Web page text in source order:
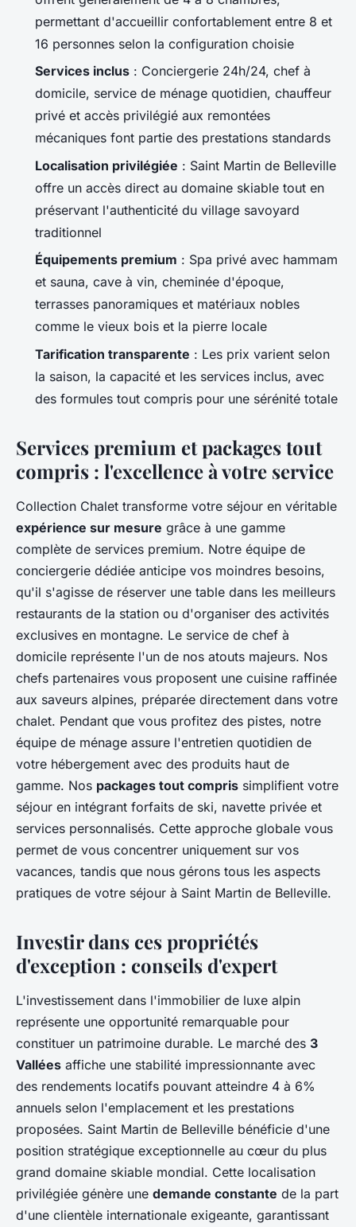
permettant d'accueillir confortablement entre 8 et
16 personnes selon la configuration choisie
Services inclus : Conciergerie 24h/24, chef à
domicile, service de ménage quotidien, chauffeur
privé et accès privilégié aux remontées
mécaniques font partie des prestations standards
Localisation privilégiée : Saint Martin de Belleville
offre un accès direct au domaine skiable tout en
préservant l'authenticité du village savoyard
traditionnel
Équipements premium : Spa privé avec hammam
et sauna, cave à vin, cheminée d'époque,
terrasses panoramiques et matériaux nobles
comme le vieux bois et la pierre locale
Tarification transparente : Les prix varient selon
la saison, la capacité et les services inclus, avec
des formules tout compris pour une sérénité totale
Services premium et packages tout
compris : l'excellence à votre service
Collection Chalet transforme votre séjour en véritable
expérience sur mesure grâce à une gamme
complète de services premium. Notre équipe de
conciergerie dédiée anticipe vos moindres besoins,
qu'il s'agisse de réserver une table dans les meilleurs
restaurants de la station ou d'organiser des activités
exclusives en montagne. Le service de chef à
domicile représente l'un de nos atouts majeurs. Nos
chefs partenaires vous proposent une cuisine raffinée
aux saveurs alpines, préparée directement dans votre
chalet. Pendant que vous profitez des pistes, notre
équipe de ménage assure l'entretien quotidien de
votre hébergement avec des produits haut de
gamme. Nos packages tout compris simplifient votre
séjour en intégrant forfaits de ski, navette privée et
services personnalisés. Cette approche globale vous
permet de vous concentrer uniquement sur vos
vacances, tandis que nous gérons tous les aspects
pratiques de votre séjour à Saint Martin de Belleville.
Investir dans ces propriétés
d'exception : conseils d'expert
L'investissement dans l'immobilier de luxe alpin
représente une opportunité remarquable pour
constituer un patrimoine durable. Le marché des 3
Vallées affiche une stabilité impressionnante avec
des rendements locatifs pouvant atteindre 4 à 6%
annuels selon l'emplacement et les prestations
proposées. Saint Martin de Belleville bénéficie d'une
position stratégique exceptionnelle au cœur du plus
grand domaine skiable mondial. Cette localisation
privilégiée génère une demande constante de la part
d'une clientèle internationale exigeante, garantissant